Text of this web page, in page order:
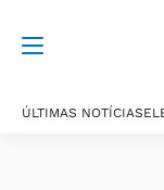
ÚLTIMAS NOTÍCIAS